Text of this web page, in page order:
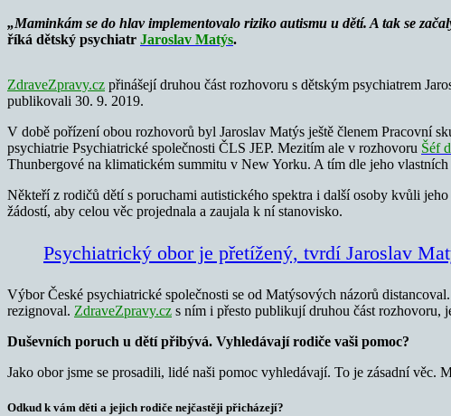
„Maminkám se do hlav implementovalo riziko autismu u dětí. A tak se
říká dětský psychiatr Jaroslav Matýs.
ZdraveZpravy.cz přinášejí druhou část rozhovoru s dětským psychiatrem
publikovali 30. 9. 2019.
V době pořízení obou rozhovorů byl Jaroslav Matýs ještě členem Pracovní
psychiatrie Psychiatrické společnosti ČLS JEP. Mezitím ale v rozhovoru Šéf
Thunbergové na klimatickém summitu v New Yorku. A tím dle jeho
Někteří z rodičů dětí s poruchami autistického spektra i další osoby kvůli
žádostí, aby celou věc projednala a zaujala k ní stanovisko.
Psychiatrický obor je přetížený, tvrdí Jaroslav
Výbor České psychiatrické společnosti se od Matýsových názorů
rezignoval. ZdraveZpravy.cz s ním i přesto publikují druhou část rozhovoru,
Duševních poruch u dětí přibývá. Vyhledávají rodiče vaši pomoc?
Jako obor jsme se prosadili, lidé naši pomoc vyhledávají. To je zásadní věc.
Odkud k vám děti a jejich rodiče nejčastěji přicházejí?